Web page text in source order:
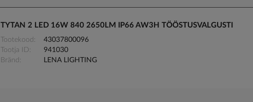
TYTAN 2 LED 16W 840 2650LM IP66 AW3H TÖÖSTUSVALGUSTI
Tootekood
43037800096
Tootja ID
941030
Bränd
LENA LIGHTING